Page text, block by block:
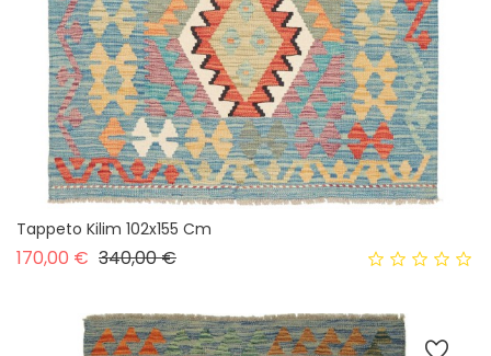
Tappeto Kilim 102x155 Cm
170,00 € Prezzo base
340,00 €Prezzo